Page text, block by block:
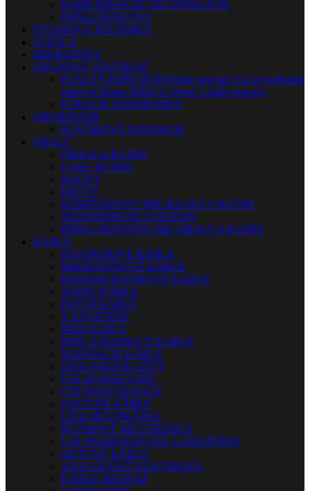
KOMUNIKAČNÉ TECHNOLÓGIE
PRÍSLUŠENSTVO
ŠTÚDIOVÁ TECHNIKA
SVETLÁ
MIKROFÓNY
DYCHOVÉ NÁSTROJE
FLAUTY-ZOBCOVÉVybrali sme pre Vás tie najlepšie
zobcové flauty. Ráčte si vybrať z našej ponuky.
FÚKACIE HARMONIKY
ORCHESTER
SLÁČIKOVÉ NÁSTROJE
OBALY
OBALY A KUFRE
CASE, KUFRE
RACKY
KRYTY
KOMPONENTY PRE RACKY A KUFRE
TRANSPORTNÉ SYSTÉMY
PRÍSLUŠENSTVO PRE OBALY A KUFRE
KÁBLE
NÁSTROJOVÉ KÁBLE
MIKROFÓNOVÉ KÁBLE
REPRODUKTOROVÉ KÁBLE
AUDIO KÁBLE
PATCH KÁBLE
Y ADAPTÉRY
MIDI KÁBLE
DMX A RIADIACE KÁBLE
NAPÁJACIE KÁBLE
ZÁSUVKOVÉ LIŠTY
CEE KONEKTORY
CEE ROZVÁDZAČE
OSTATNÉ KÁBLE
LIVE MULTIKÁBLE
ŠTÚDIOVÉ MULTIKÁBLE
CAT ROZBOČOVAČE A ADAPTÉRY
SIEŤOVÉ KÁBLE
ANALÓGOVÉ STAGEBOXY
KÁBLE METRÁŽ